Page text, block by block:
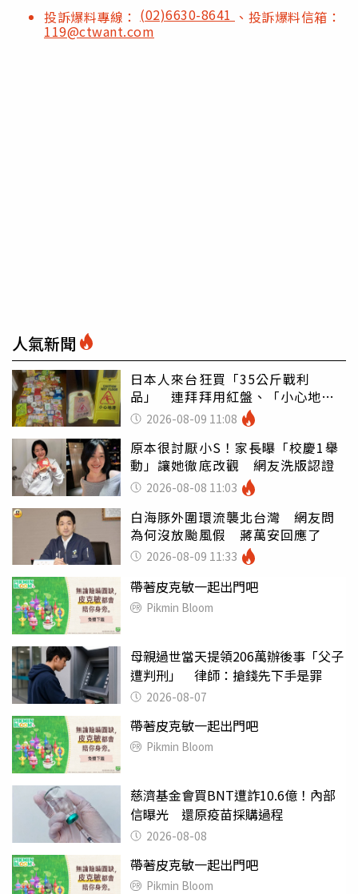
投訴爆料專線： (02)6630-8641 、投訴爆料信箱：
119@ctwant.com
人氣新聞
日本人來台狂買「35公斤戰利
品」 連拜拜用紅盤、「小心地
滑」告示牌也帶回家
2026-08-09 11:08
原本很討厭小S！家長曝「校慶1舉
動」讓她徹底改觀 網友洗版認證
2026-08-08 11:03
白海豚外圍環流襲北台灣 網友問
為何沒放颱風假 蔣萬安回應了
2026-08-09 11:33
帶著皮克敏一起出門吧
Pikmin Bloom
母親過世當天提領206萬辦後事「父子
遭判刑」 律師：搶錢先下手是罪
2026-08-07
帶著皮克敏一起出門吧
Pikmin Bloom
慈濟基金會買BNT遭詐10.6億！內部
信曝光 還原疫苗採購過程
2026-08-08
帶著皮克敏一起出門吧
Pikmin Bloom